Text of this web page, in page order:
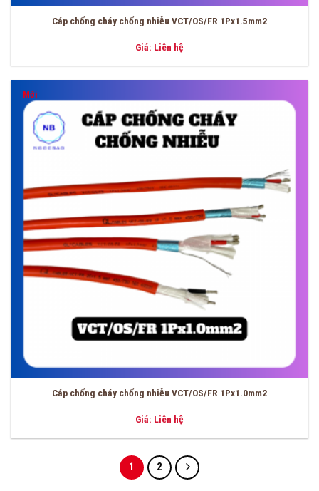
Cáp chống cháy chống nhiễu VCT/OS/FR 1Px1.5mm2
Giá: Liên hệ
Mới
Cáp chống cháy chống nhiễu VCT/OS/FR 1Px1.0mm2
Giá: Liên hệ
1 2